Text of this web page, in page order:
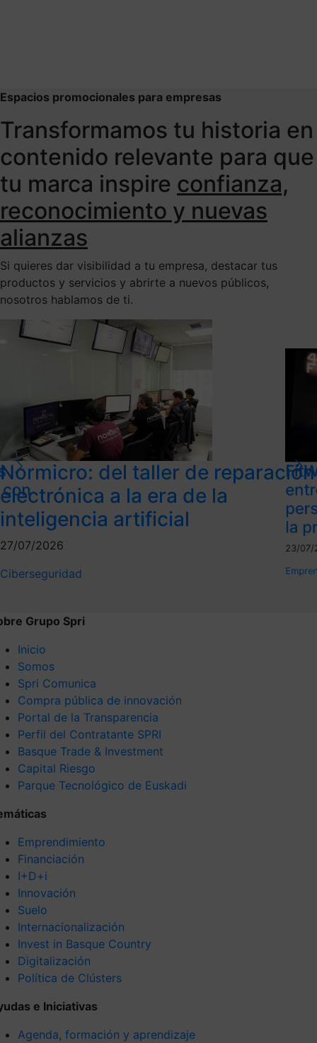
Espacios promocionales para empresas
Transformamos tu historia en
contenido relevante para que
tu marca inspire confianza,
reconocimiento y nuevas
alianzas
Si quieres dar visibilidad a tu empresa, destacar tus
productos y servicios y abrirte a nuevos públicos,
nosotros hablamos de ti.
Normicro: del taller de reparación
electrónica a la era de la
inteligencia artificial
27/07/2026
Ciberseguridad
la
23/07/
Grupo Spri
Inicio
Somos
Spri Comunica
Compra pública de innovación
Portal de la Transparencia
Perfil del Contratante SPRI
Basque Trade & Investment
Capital Riesgo
Parque Tecnológico de Euskadi
Emprendimiento
Financiación
I+D+i
Innovación
Suelo
Internacionalización
Invest in Basque Country
Digitalización
Política de Clústers
e Iniciativas
Agenda, formación y aprendizaje